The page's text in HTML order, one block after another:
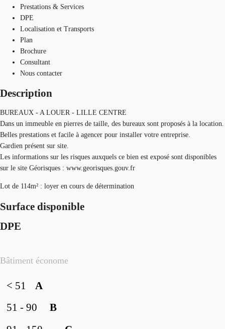
Prestations & Services
DPE
Localisation et Transports
Plan
Brochure
Consultant
Nous contacter
Description
BUREAUX - A LOUER - LILLE CENTRE
Dans un immeuble en pierres de taille, des bureaux sont proposés à la location.
Belles prestations et facile à agencer pour installer votre entreprise.
Gardien présent sur site.
Les informations sur les risques auxquels ce bien est exposé sont disponibles
sur le site Géorisques : www.georisques.gouv.fr
Lot de 114m² : loyer en cours de détermination
Surface disponible
DPE
Bâtiment économe
A
< 51
B
51 - 90